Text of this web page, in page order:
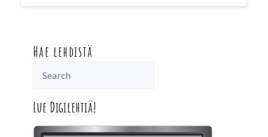
Hae lehdistä
Lue Digilehtiä!